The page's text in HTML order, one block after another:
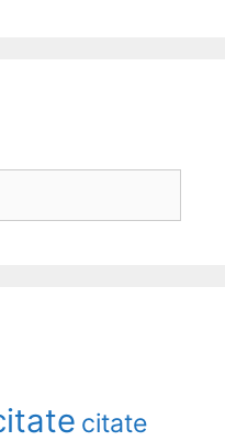
citate